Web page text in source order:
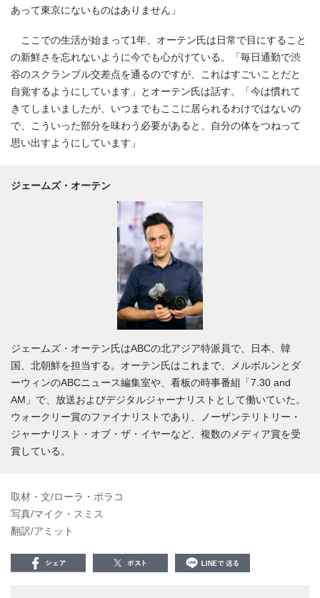
あって東京にないものはありません」
ここでの生活が始まって1年、オーテン氏は日常で目にすること
の新鮮さを忘れないように今でも心がけている。「毎日通勤で渋
谷のスクランブル交差点を通るのですが、これはすごいことだと
自覚するようにしています」とオーテン氏は話す。「今は慣れて
きてしまいましたが、いつまでもここに居られるわけではないの
で、こういった部分を味わう必要があると、自分の体をつねって
思い出すようにしています」
ジェームズ・オーテン
ジェームズ・オーテン氏はABCの北アジア特派員で、日本、韓
国、北朝鮮を担当する。オーテン氏はこれまで、メルボルンとダ
ーウィンのABCニュース編集室や、看板の時事番組「7.30 and
AM」で、放送およびデジタルジャーナリストとして働いていた。
ウォークリー賞のファイナリストであり、ノーザンテリトリー・
ジャーナリスト・オブ・ザ・イヤーなど、複数のメディア賞を受
賞している。
取材・文/ローラ・ポラコ
写真/マイク・スミス
翻訳/アミット